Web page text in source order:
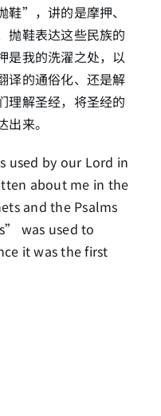
鞋”，讲的是摩押、
抛鞋表达这些民族的
是我的洗濯之处，以
译的通俗化、还是解
理解圣经，将圣经的
来。
used by our Lord in
about me in the
and the Psalms
was used to
it was the first